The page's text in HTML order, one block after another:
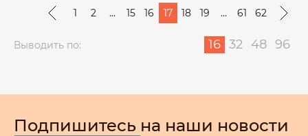
1 2 ... 15 16 17 18 19 ... 61 62
Выводить по: 16 32 48 96
Подпишитесь на наши новости